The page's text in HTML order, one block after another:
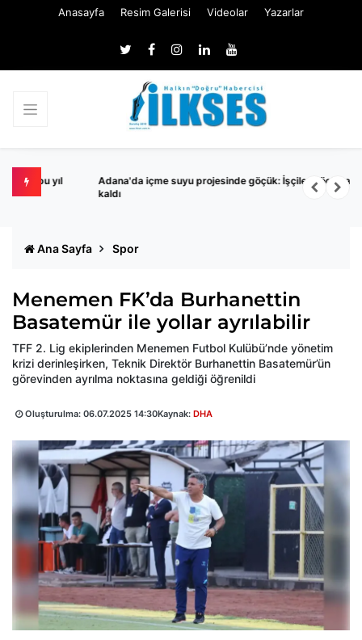
Anasayfa Resim Galerisi Videolar Yazarlar
Adana'da içme suyu projesinde göçük: İşçiler göçük altında
Ana Sayfa Spor
Menemen FK’da Burhanettin
Basatemür ile yollar ayrılabilir
TFF 2. Lig ekiplerinden Menemen Futbol Kulübü’nde yönetim
krizi derinleşirken, Teknik Direktör Burhanettin Basatemür’ün
görevinden ayrılma noktasına geldiği öğrenildi
Oluşturulma: 06.07.2025 14:30Kaynak: DHA